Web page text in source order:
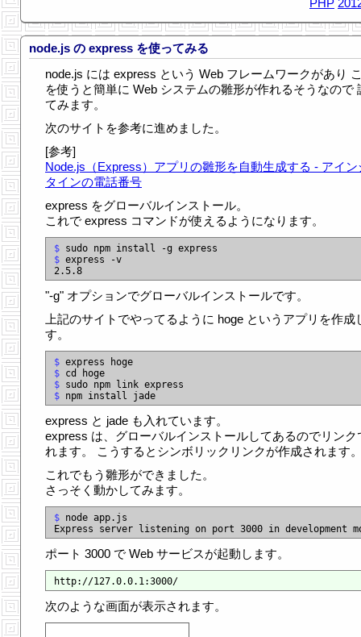
PHP
node.js の express を使ってみる
node.js には express という Web フレームワークがあり
を使うと簡単に Web システムの雛形が作れるそうなので
てみます。
次のサイトを参考に進めました。
[参考]
Node.js（Express）アプリの雛形を自動生成する - アイン
タインの電話番号
express をグローバルインストール。
これで express コマンドが使えるようになります。
$
$ express -v
"-g" オプションでグローバルインストールです。
上記のサイトでやってるように hoge というアプリを作成
す。
$
$
$
$
express と jade も入れています。
express は、グローバルインストールしてあるのでリンク
れます。 こうするとシンボリックリンクが作成されます
これでもう雛形ができました。
さっそく動かしてみます。
$ node app.js
ポート 3000 で Web サービスが起動します。
次のような画面が表示されます。